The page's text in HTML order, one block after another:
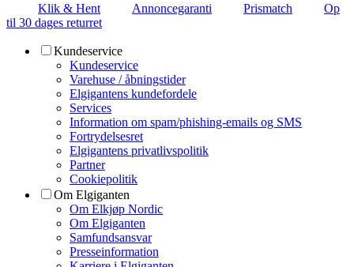
Klik & Hent Annoncegaranti Prismatch
Op
til 30 dages returret
Kundeservice
Kundeservice
Varehuse / åbningstider
Elgigantens kundefordele
Services
Information om spam/phishing-emails og SMS
Fortrydelsesret
Elgigantens privatlivspolitik
Partner
Cookiepolitik
Om Elgiganten
Om Elkjøp Nordic
Om Elgiganten
Samfundsansvar
Presseinformation